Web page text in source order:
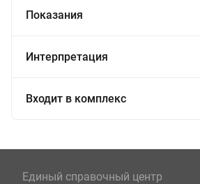
Показания
Интерпретация
Входит в комплекс
Единый справочный центр